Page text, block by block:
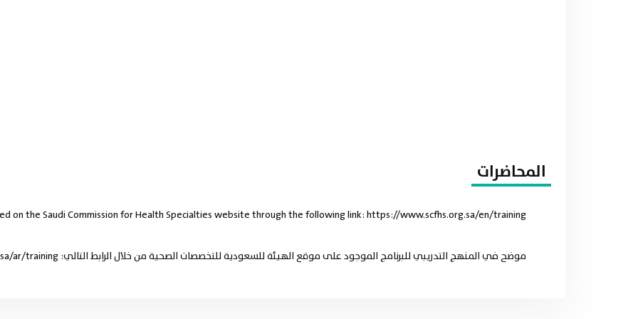
المحاضرات
on the Saudi Commission for Health Specialties website through the following link: https://www.scfhs.org.sa/en/training
موضح في المنهج التدريبي للبرنامج الموجود على موقع الهيئة للسعودية للتخصصات الصحية من خلال الرابط التالي: https://www.scfhs.org.sa/ar/training